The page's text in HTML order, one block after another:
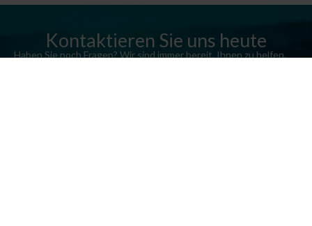
Kontaktieren Sie uns heute
Haben Sie noch Fragen? Wir sind immer bereit, Ihnen zu helfen.